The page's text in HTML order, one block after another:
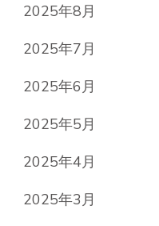
2025年8月
2025年7月
2025年6月
2025年5月
2025年4月
2025年3月